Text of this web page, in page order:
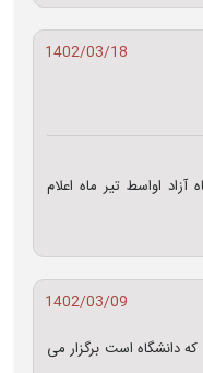
1402/03/18
اواسط تیر ماه اعلام
1402/03/09
دانشگاه است برگزار می